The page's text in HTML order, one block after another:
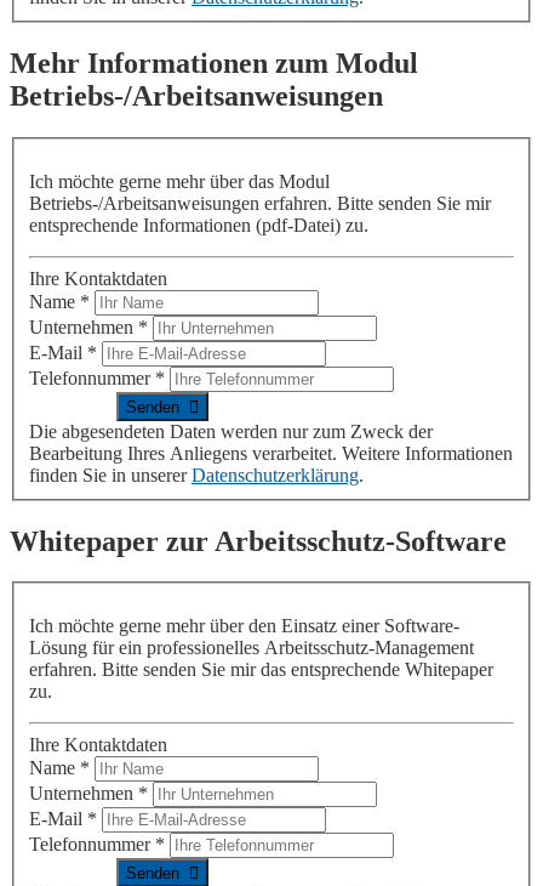
Mehr Informationen zum Modul
Betriebs-/Arbeitsanweisungen
Ich möchte gerne mehrüber das Modul
Betriebs-/Arbeitsanweisungen erfahren. Bitte senden Sie mir
entsprechende Informationen (pdf-Datei) zu.
Ihre Kontaktdaten
Name *
Unternehmen *
E-Mail *
Telefonnummer *
Die abgesendeten Daten werden nur zum Zweck der
Bearbeitung Ihres Anliegens verarbeitet. Weitere Informationen
finden Sie in unsererDatenschutzerklärung.
Whitepaper zur Arbeitsschutz-Software
Ich möchte gerne mehr über den Einsatz einer Software-
Lösung für ein professionelles Arbeitsschutz-Management
erfahren. Bitte senden Sie mir das entsprechende Whitepaper
zu.
Ihre Kontaktdaten
Name *
Unternehmen *
E-Mail *
Telefonnummer *